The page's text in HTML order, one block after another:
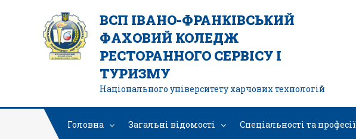
ВСП ІВАНО-ФРАНКІВСЬКИЙ
ФАХОВИЙ КОЛЕДЖ
РЕСТОРАННОГО СЕРВІСУ І
ТУРИЗМУ
Національного університету харчових технологій
Головна Загальні відомості Спеціальності та професії